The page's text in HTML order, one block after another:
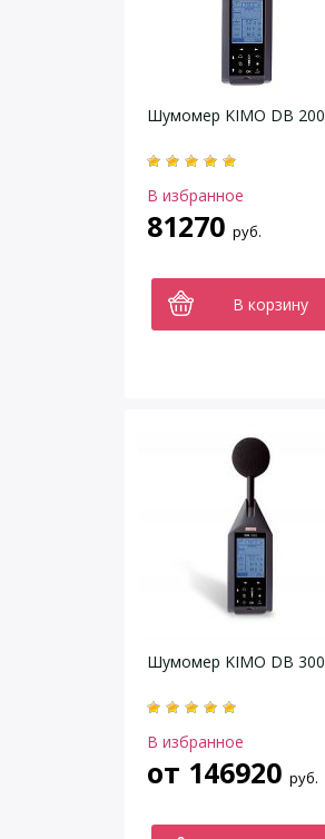
Шумомер KIMO DB 200
В избранное
81270 руб.
В корзину
Шумомер KIMO DB 300
В избранное
от 146920 руб.